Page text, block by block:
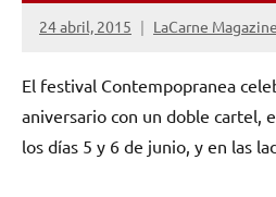
24 abril, 2015 LaCarne Magazine
No
comentarios
El festival Contempopranea
aniversario con un doble cartel,
los días 5 y 6 de junio, y en las